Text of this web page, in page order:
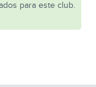
para este club.